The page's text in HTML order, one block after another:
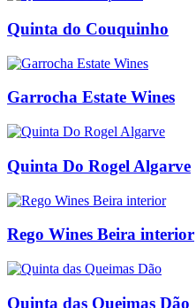
Quinta do Couquinho
Garrocha Estate Wines
Quinta Do Rogel Algarve
Rego Wines Beira interior
Quinta das Queimas Dão